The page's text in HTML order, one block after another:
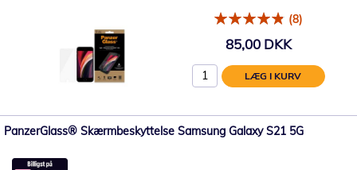
(8)
85,00 DKK
LÆG I KURV
PanzerGlass® Skærmbeskyttelse Samsung Galaxy S21 5G